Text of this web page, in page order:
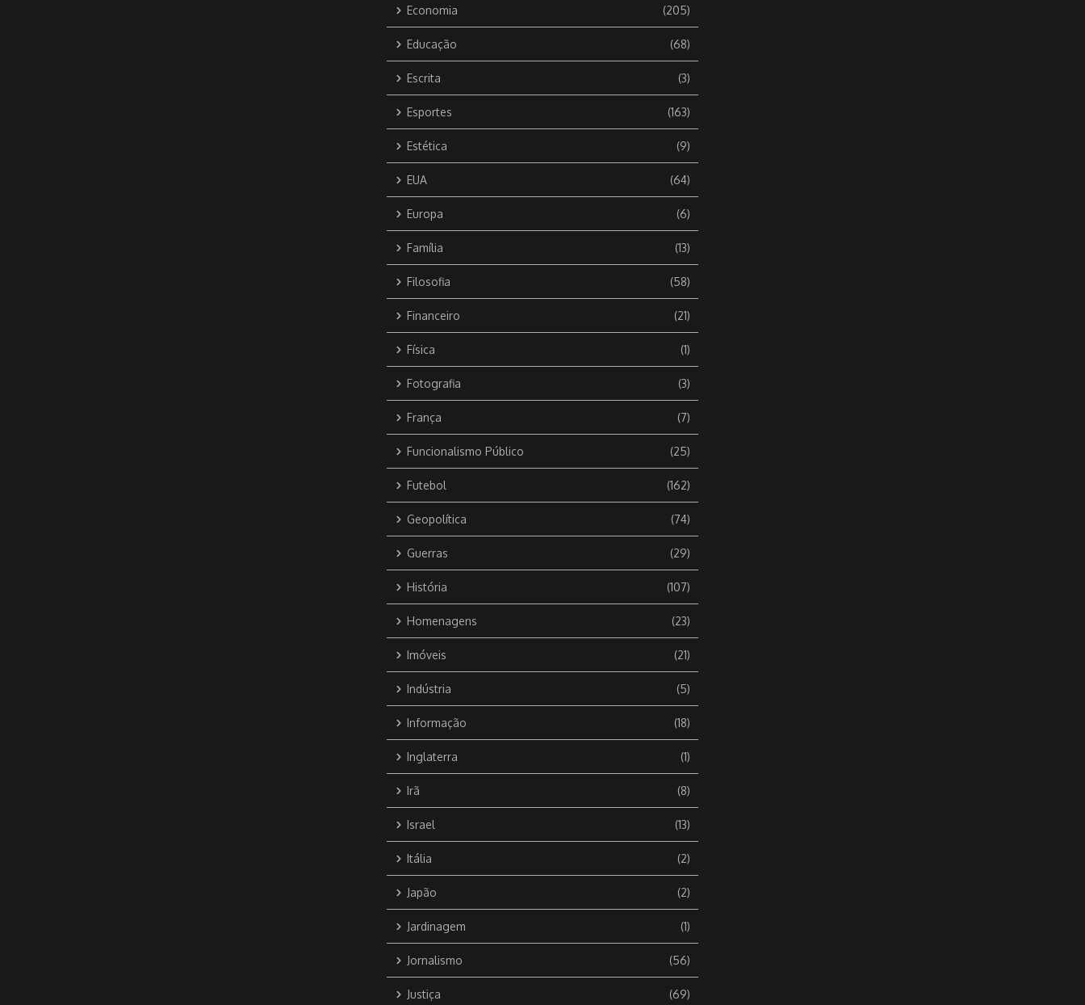
Economia (205)
Educação (68)
Escrita (3)
Esportes (163)
Estética (9)
EUA (64)
Europa (6)
Família (13)
Filosofia (58)
Financeiro (21)
Física (1)
Fotografia (3)
França (7)
Funcionalismo Público (25)
Futebol (162)
Geopolítica (74)
Guerras (29)
História (107)
Homenagens (23)
Imóveis (21)
Indústria (5)
Informação (18)
Inglaterra (1)
Irã (8)
Israel (13)
Itália (2)
Japão (2)
Jardinagem (1)
Jornalismo (56)
Justiça (69)